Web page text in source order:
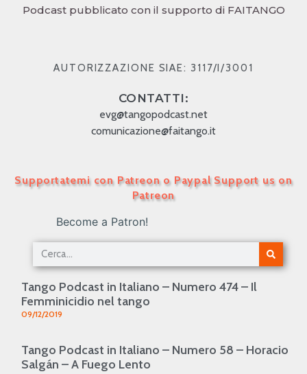
Podcast pubblicato con il supporto di FAITANGO
AUTORIZZAZIONE SIAE: 3117/I/3001
CONTATTI:
evg@tangopodcast.net
comunicazione@faitango.it
Supportatemi con Patreon o Paypal Support us on
Patreon
Become a Patron!
Tango Podcast in Italiano – Numero 474 – Il
Femminicidio nel tango
09/12/2019
Tango Podcast in Italiano – Numero 58 – Horacio
Salgán – A Fuego Lento